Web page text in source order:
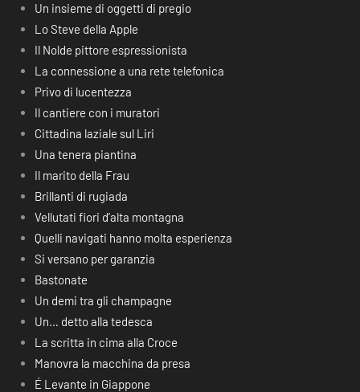
Un insieme di oggetti di pregio
Lo Steve della Apple
Il Nolde pittore espressionista
La connessione a una rete telefonica
Privo di lucentezza
Il cantiere con i muratori
Cittadina laziale sul Liri
Una tenera piantina
Il marito della Frau
Brillanti di rugiada
Vellutati fiori d’alta montagna
Quelli navigati hanno molta esperienza
Si versano per garanzia
Bastonate
Un demi tra gli champagne
Un… detto alla tedesca
La scritta in cima alla Croce
Manovra la macchina da presa
É Levante in Giappone